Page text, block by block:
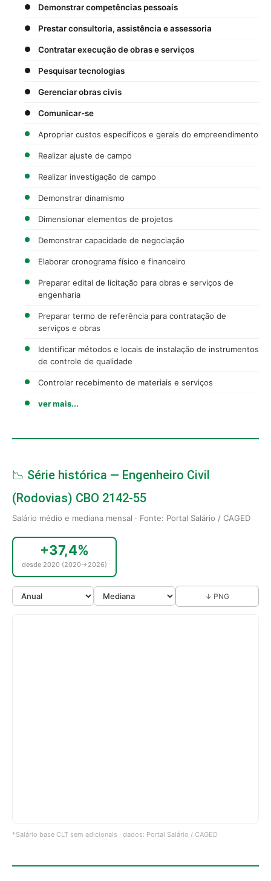
Demonstrar competências pessoais
Prestar consultoria, assistência e assessoria
Contratar execução de obras e serviços
Pesquisar tecnologias
Gerenciar obras civis
Comunicar-se
Apropriar custos específicos e gerais do empreendimento
Realizar ajuste de campo
Realizar investigação de campo
Demonstrar dinamismo
Dimensionar elementos de projetos
Demonstrar capacidade de negociação
Elaborar cronograma físico e financeiro
Preparar edital de licitação para obras e serviços de
engenharia
Preparar termo de referência para contratação de
serviços e obras
Identificar métodos e locais de instalação de instrumentos
de controle de qualidade
Controlar recebimento de materiais e serviços
ver mais...
📉 Série histórica — Engenheiro Civil
(Rodovias) CBO 2142-55
Salário médio e mediana mensal · Fonte: Portal Salário / CAGED
+37,4%
desde 2020 (2020→2026)
↓ PNG
*Salário base CLT sem adicionais · dados: Portal Salário / CAGED